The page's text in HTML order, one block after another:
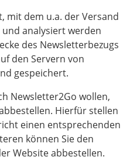
mit dem u.a. der Versand
analysiert werden
des Newsletterbezugs
den Servern von
gespeichert.
Newsletter2Go wollen,
Hierfür stellen
einen entsprechenden
können Sie den
Website abbestellen.